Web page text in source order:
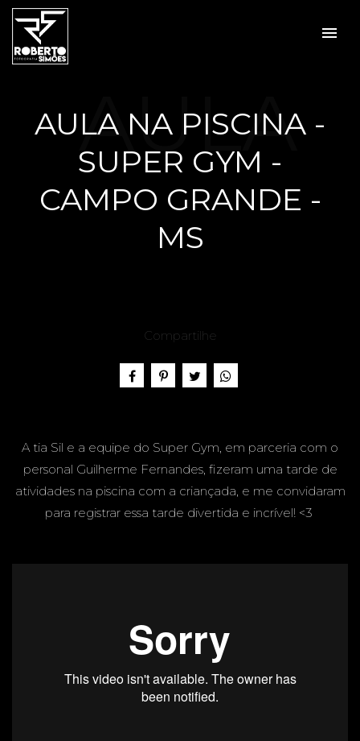
menu
AULA NA PISCINA -
SUPER GYM -
CAMPO GRANDE -
MS
AULA
NA
PISCIN
A -
SUPER
GYM -
CAMPO
Compartilhe
A tia Sil e a equipe do Super Gym, em parceria com o
personal Guilherme Fernandes, fizeram uma tarde de
atividades na piscina com a criançada, e me convidaram
para registrar essa tarde divertida e incrível! <3